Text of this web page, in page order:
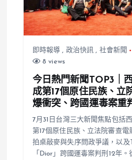
即時報導 , 政治快訊 , 社會新聞
8 views
今日熱門新聞TOP3｜
成第17個原住民族、立
爆衝突、跨國運毒案重
7月31日台灣三大新聞焦點包括
第17個原住民族、立法院審查電
拍桌敲麥與失序問政爭議，以及
「Dior」跨國運毒案判刑12年。